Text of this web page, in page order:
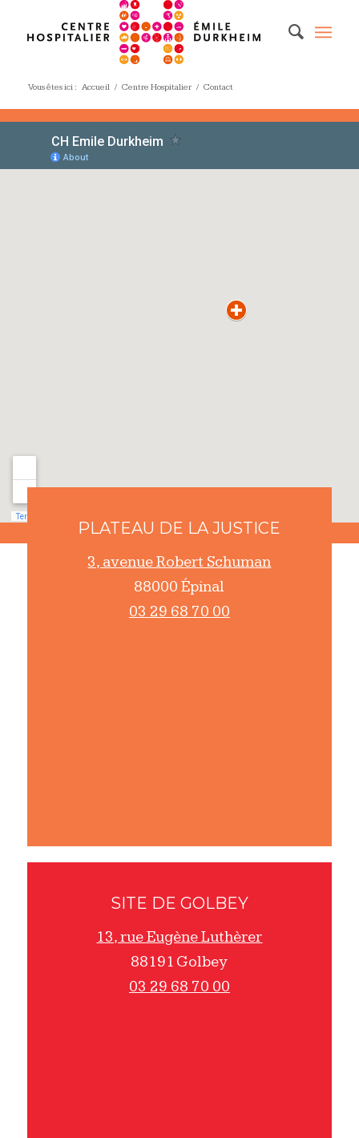
Vous êtes ici : Accueil / Centre Hospitalier / Contact
PLATEAU DE LA JUSTICE
3, avenue Robert Schuman
88000 Épinal
03 29 68 70 00
SITE DE GOLBEY
13, rue Eugène Luthèrer
88191 Golbey
03 29 68 70 00